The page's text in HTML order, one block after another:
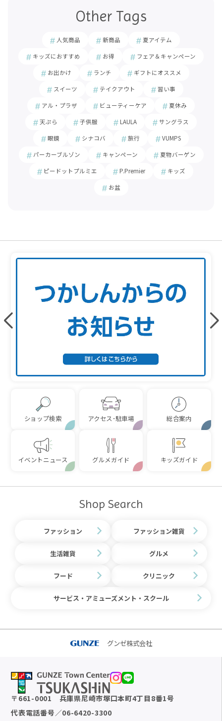
Other Tags
人気商品 新商品 夏アイテム
キッズにおすすめ お得 フェア＆キャンペーン
お出かけ ランチ ギフトにオススメ
スイーツ テイクアウト 習い事
アル・プラザ ビューティーケア 夏休み
天ぷら 子供服 LAULA サングラス
眼鏡 シナコバ 旅行 VUMPS
パーカーブルゾン キャンペーン 夏物バーゲン
ピードットプルミエ P.Premier キッズ
お盆
ショップ検索 アクセス･駐車場 総合案内
イベントニュース グルメガイド キッズガイド
Shop Search
ファッション ファッション雑貨
生活雑貨 グルメ
フード クリニック
サービス・アミューズメント・スクール
グンゼ株式会社
〒 661-0001
兵庫県尼崎市塚口本町4丁目8番1号
代表電話番号 ／06-6420-3300